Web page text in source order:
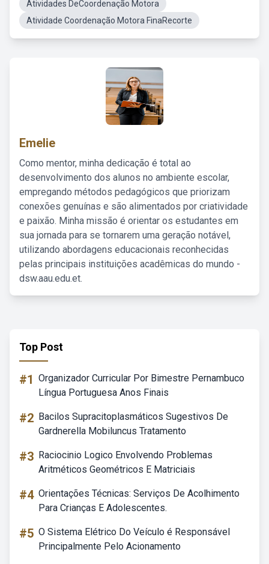
Atividades DeCoordenação Motora
Atividade Coordenação Motora FinaRecorte
Emelie
Como mentor, minha dedicação é total ao
desenvolvimento dos alunos no ambiente escolar,
empregando métodos pedagógicos que priorizam
conexões genuínas e são alimentados por criatividade
e paixão. Minha missão é orientar os estudantes em
sua jornada para se tornarem uma geração notável,
utilizando abordagens educacionais reconhecidas
pelas principais instituições acadêmicas do mundo -
dsw.aau.edu.et.
Top Post
#1 Organizador Curricular Por Bimestre Pernambuco
Língua Portuguesa Anos Finais
#2 Bacilos Supracitoplasmáticos Sugestivos De
Gardnerella Mobiluncus Tratamento
#3 Raciocinio Logico Envolvendo Problemas
Aritméticos Geométricos E Matriciais
#4 Orientações Técnicas: Serviços De Acolhimento
Para Crianças E Adolescentes.
#5 O Sistema Elétrico Do Veículo é Responsável
Principalmente Pelo Acionamento